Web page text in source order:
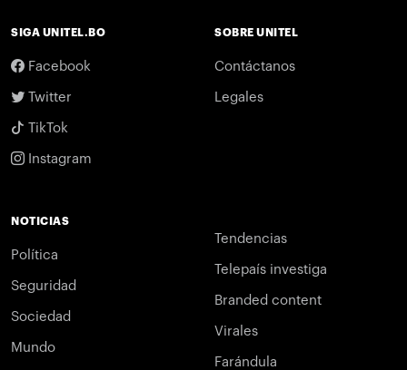
SIGA UNITEL.BO
Facebook
Twitter
TikTok
Instagram
SOBRE UNITEL
Contáctanos
Legales
NOTICIAS
Política
Seguridad
Sociedad
Mundo
Tendencias
Telepaís investiga
Branded content
Virales
Farándula